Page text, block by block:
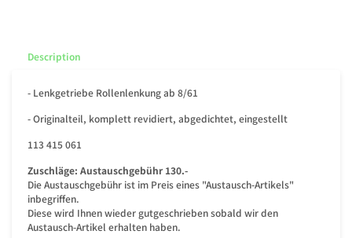
Description
- Lenkgetriebe Rollenlenkung ab 8/61
- Originalteil, komplett revidiert, abgedichtet, eingestellt
113 415 061
Zuschläge: Austauschgebühr 130.-
Die Austauschgebühr ist im Preis eines "Austausch-Artikels"
inbegriffen.
Diese wird Ihnen wieder gutgeschrieben sobald wir den
Austausch-Artikel erhalten haben.